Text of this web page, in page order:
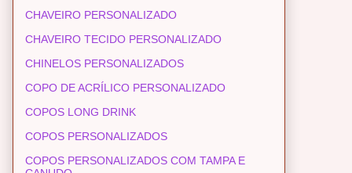
CHAVEIRO PERSONALIZADO
CHAVEIRO TECIDO PERSONALIZADO
CHINELOS PERSONALIZADOS
COPO DE ACRÍLICO PERSONALIZADO
COPOS LONG DRINK
COPOS PERSONALIZADOS
COPOS PERSONALIZADOS COM TAMPA E